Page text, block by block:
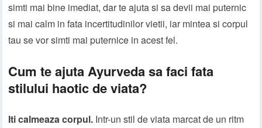
simti mai bine imediat, dar te ajuta si sa devii mai puternic
si mai calm in fata incertitudinilor vietii, iar mintea si corpul
tau se vor simti mai puternice in acest fel.
Cum te ajuta Ayurveda sa faci fata
stilului haotic de viata?
Iti calmeaza corpul. Intr-un stil de viata marcat de un ritm